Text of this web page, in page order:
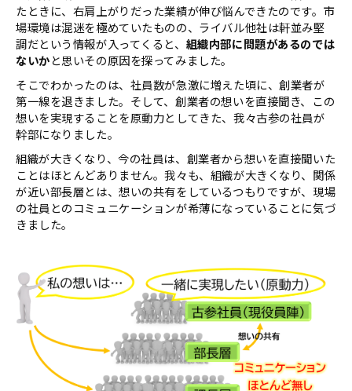
たときに、右肩上がりだった業績が伸び悩んできたのです。市
場環境は混迷を極めていたものの、ライバル他社は軒並み堅
調だという情報が入ってくると、 組織内部に問題があるのでは
ないかと思いその原因を探ってみました。
そこでわかったのは、社員数が急激に増えた頃に、創業者が
第一線を退きました。そして、創業者の想いを直接聞き、この
想いを実現することを原動力としてきた、我々古参の社員が
幹部になりました。
組織が大きくなり、今の社員は、創業者から想いを直接聞いた
ことはほとんどありません。我々も、組織が大きくなり、関係
が近い部⾧層とは、想いの共有をしているつもりですが、現場
の社員とのコミュニケーションが希薄になっていることに気づ
きました。